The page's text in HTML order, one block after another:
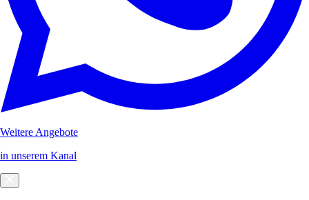
Weitere Angebote
in unserem Kanal